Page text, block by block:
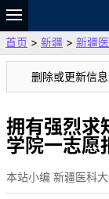
题库
故事
VIP
资料
首页 > 新疆 > 新疆
删除或更新信
拥有强烈求
学院一志愿
本站小编 新疆医科